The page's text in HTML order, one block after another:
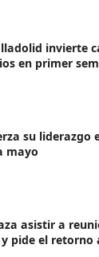
invierte
en primer
su liderazgo
mayo
asistir a
pide el retorno